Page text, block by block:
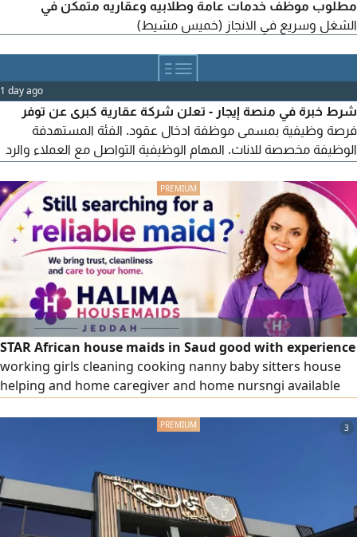
مطلوب موظف خدمات عامة وطلابيه وعقاريه متمكن في
الشغل وسريع في الانجاز (خميس مشيط)
1 day ago
شرط خبرة في منصة إيجار - تعلن شركة عقارية كبرى عن توفر
فرصة وظيفية بمسمى موظفة ادخال عقود. الفئة المستهدفة
الوظيفة مخصصة للاناث. المهام الوظيفية التواصل مع العملاء والرد
بدقة واحترافية. متابعة الطلبات والاشراف على سير عمليات العقود.
مراجعة العقود والتأكد من اكتمال البيانات وصحتها. أرشفة العقود
الكتروانيا وتنظيم الملفات والمستندات
STAR African house maids in Saud good with experience
working girls cleaning cooking nanny baby sitters house
helping and home caregiver and home nursngi available
3